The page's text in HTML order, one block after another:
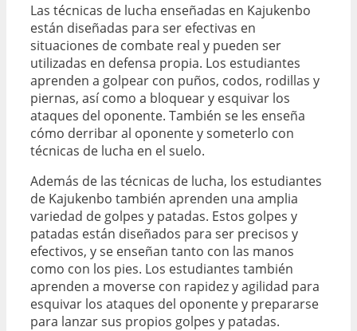
Las técnicas de lucha enseñadas en Kajukenbo
están diseñadas para ser efectivas en
situaciones de combate real y pueden ser
utilizadas en defensa propia. Los estudiantes
aprenden a golpear con puños, codos, rodillas y
piernas, así como a bloquear y esquivar los
ataques del oponente. También se les enseña
cómo derribar al oponente y someterlo con
técnicas de lucha en el suelo.
Además de las técnicas de lucha, los estudiantes
de Kajukenbo también aprenden una amplia
variedad de golpes y patadas. Estos golpes y
patadas están diseñados para ser precisos y
efectivos, y se enseñan tanto con las manos
como con los pies. Los estudiantes también
aprenden a moverse con rapidez y agilidad para
esquivar los ataques del oponente y prepararse
para lanzar sus propios golpes y patadas.